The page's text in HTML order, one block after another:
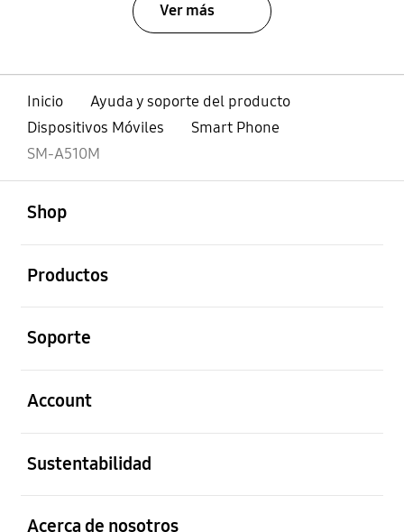
Ver más
Inicio
Ayuda y soporte del producto
Dispositivos Móviles
Smart Phone
SM-A510M
Shop
Productos
Soporte
Account
Sustentabilidad
Acerca de nosotros